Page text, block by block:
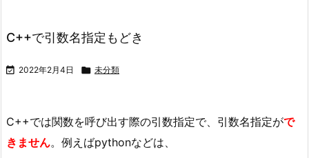
C++で引数名指定もどき
 2022年2月4日  未分類
C++では関数を呼び出す際の引数指定で、引数名指定がで
きません。例えばpythonなどは、